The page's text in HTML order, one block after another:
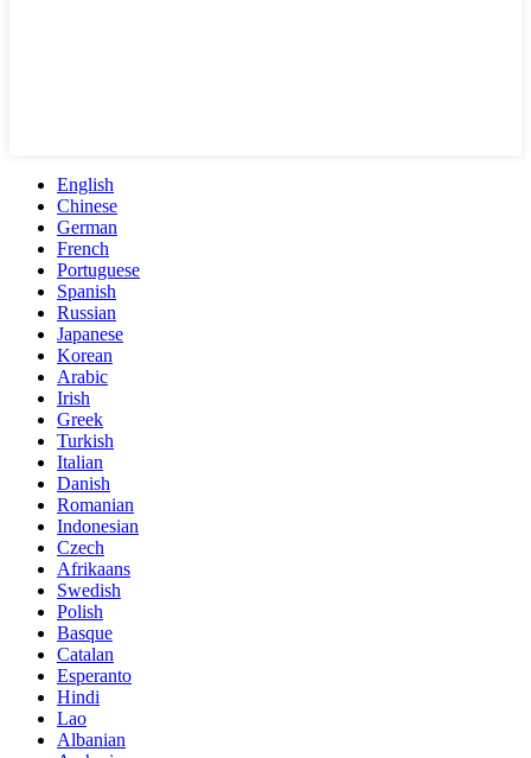
English
Chinese
German
French
Portuguese
Spanish
Russian
Japanese
Korean
Arabic
Irish
Greek
Turkish
Italian
Danish
Romanian
Indonesian
Czech
Afrikaans
Swedish
Polish
Basque
Catalan
Esperanto
Hindi
Lao
Albanian